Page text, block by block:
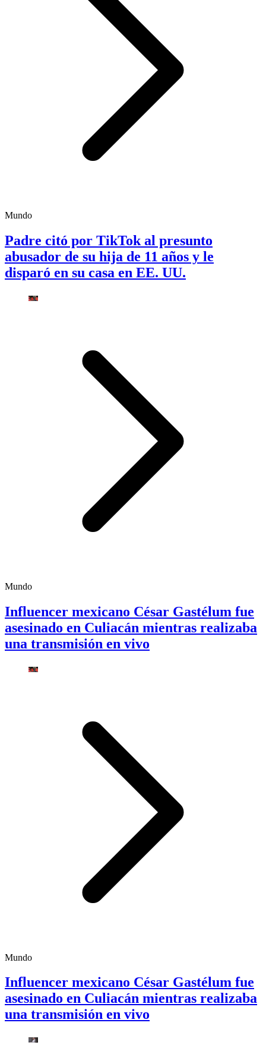
Mundo
Padre citó por TikTok al presunto
abusador de su hija de 11 años y le
disparó en su casa en EE. UU.
Mundo
Influencer mexicano César Gastélum fue
asesinado en Culiacán mientras realizaba
una transmisión en vivo
Mundo
Influencer mexicano César Gastélum fue
asesinado en Culiacán mientras realizaba
una transmisión en vivo